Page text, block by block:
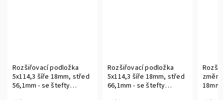
Rozšiřovací podložka
5x114,3 šíře 18mm, střed
56,1mm - se štefty
Rozšiřovací podložka
5x114,3 šíře 18mm, střed
66,1mm - se štefty